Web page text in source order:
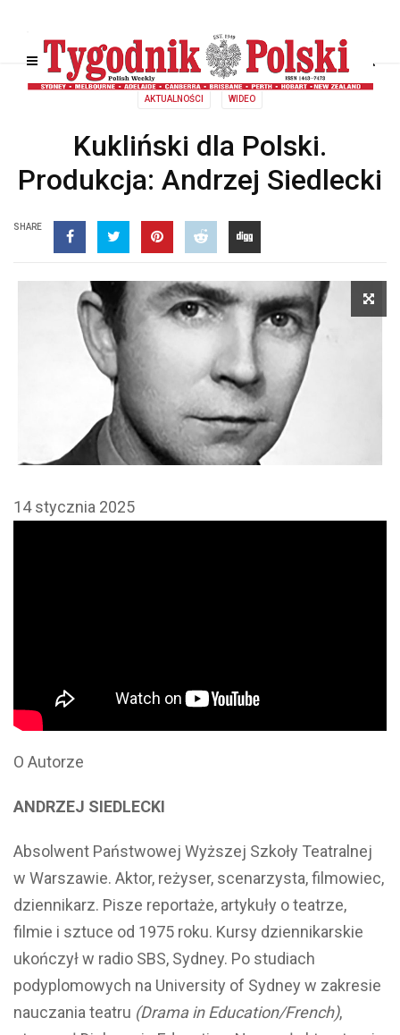
AKTUALNOŚCI WIDEO
Kukliński dla Polski.
Produkcja: Andrzej Siedlecki
SHARE
14 stycznia 2025
O Autorze
ANDRZEJ SIEDLECKI
Absolwent Państwowej Wyższej Szkoły Teatralnej
w Warszawie. Aktor, reżyser, scenarzysta, filmowiec,
dziennikarz. Pisze reportaże, artykuły o teatrze,
filmie i sztuce od 1975 roku. Kursy dziennikarskie
ukończył w radio SBS, Sydney. Po studiach
podyplomowych na University of Sydney w zakresie
nauczania teatru (Drama in Education/French),